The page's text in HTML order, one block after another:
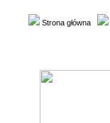
Strona główna